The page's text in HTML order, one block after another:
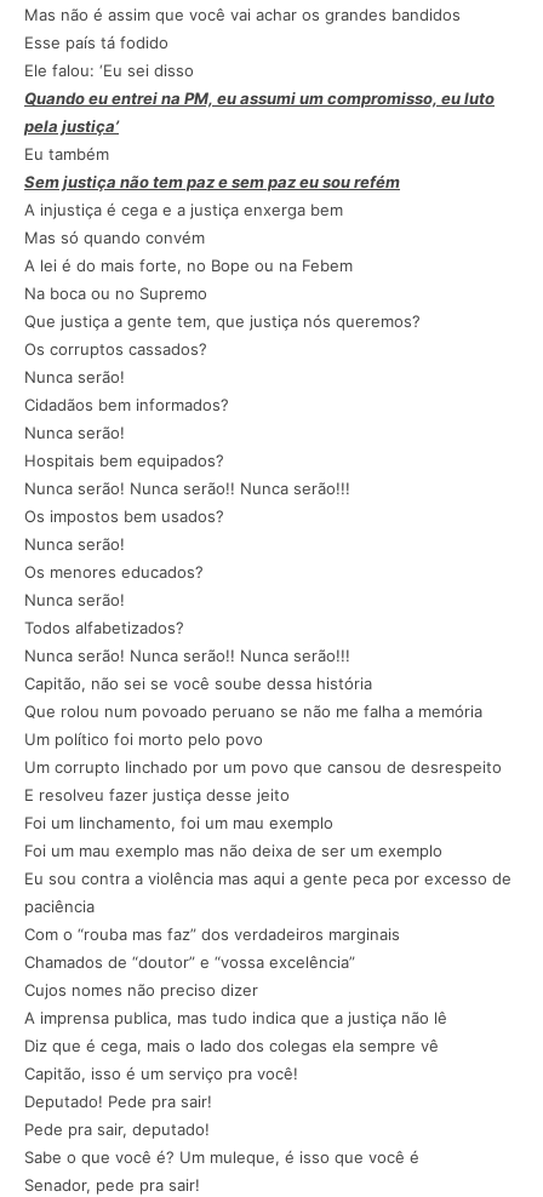
Mas não é assim que você vai achar os grandes bandidos
Esse país tá fodido
Ele falou: ‘Eu sei disso
Quando eu entrei na PM, eu assumi um compromisso, eu luto
pela justiça’
Eu também
Sem justiça não tem paz e sem paz eu sou refém
A injustiça é cega e a justiça enxerga bem
Mas só quando convém
A lei é do mais forte, no Bope ou na Febem
Na boca ou no Supremo
Que justiça a gente tem, que justiça nós queremos?
Os corruptos cassados?
Nunca serão!
Cidadãos bem informados?
Nunca serão!
Hospitais bem equipados?
Nunca serão! Nunca serão!! Nunca serão!!!
Os impostos bem usados?
Nunca serão!
Os menores educados?
Nunca serão!
Todos alfabetizados?
Nunca serão! Nunca serão!! Nunca serão!!!
Capitão, não sei se você soube dessa história
Que rolou num povoado peruano se não me falha a memória
Um político foi morto pelo povo
Um corrupto linchado por um povo que cansou de desrespeito
E resolveu fazer justiça desse jeito
Foi um linchamento, foi um mau exemplo
Foi um mau exemplo mas não deixa de ser um exemplo
Eu sou contra a violência mas aqui a gente peca por excesso de
paciência
Com o “rouba mas faz” dos verdadeiros marginais
Chamados de “doutor” e “vossa excelência”
Cujos nomes não preciso dizer
A imprensa publica, mas tudo indica que a justiça não lê
Diz que é cega, mais o lado dos colegas ela sempre vê
Capitão, isso é um serviço pra você!
Deputado! Pede pra sair!
Pede pra sair, deputado!
Sabe o que você é? Um muleque, é isso que você é
Senador, pede pra sair!